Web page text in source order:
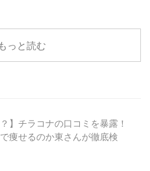
もっと読む
？】チラコナの口コミを暴露！
痩せるのか東さんが徹底検